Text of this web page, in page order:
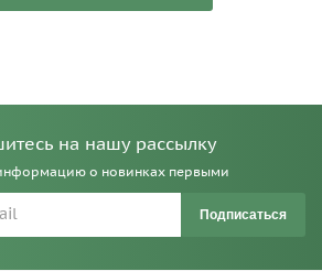
на нашу рассылку
о новинках первыми
Подписаться